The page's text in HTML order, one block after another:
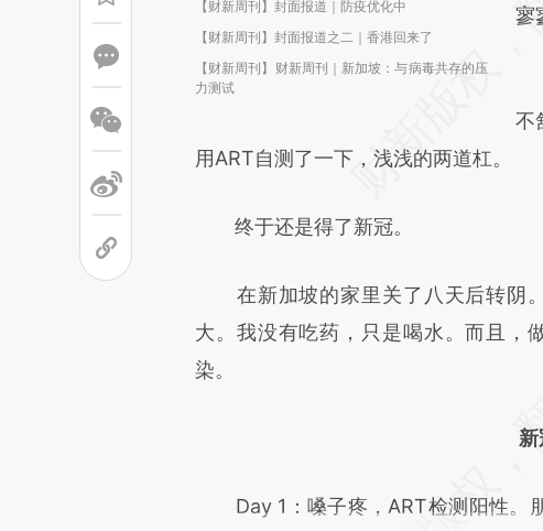
【财新周刊】封面报道｜防疫优化中
【财新周刊】封面报道之二｜香港回来了
【财新周刊】财新周刊｜新加坡：与病毒共存的压
力测试
对
寥
不
用ART自测了一下，浅浅的两道杠。
终于还是得了新冠。
在新加坡的家里关了八天后转阴。
大。我没有吃药，只是喝水。而且，
染。
Day 1：嗓子疼，ART检测阳性。